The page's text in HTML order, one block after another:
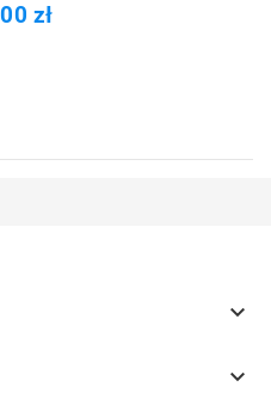
zł

keyboard_arrow_down